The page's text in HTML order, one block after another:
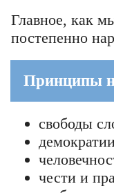
Главное, как
постепенно
Принципы
свободы
чести и